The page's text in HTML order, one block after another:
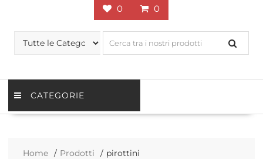
0 0
CATEGORIE
Home Prodotti pirottini